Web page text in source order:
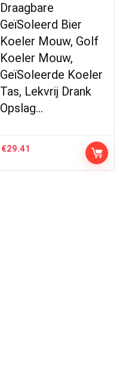
Draagbare
GeïSoleerd Bier
Koeler Mouw, Golf
Koeler Mouw,
GeïSoleerde Koeler
Tas, Lekvrij Drank
Opslag…
€29.41